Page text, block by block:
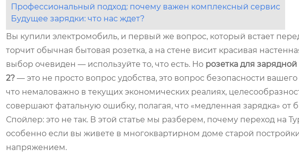
Профессиональный подход: почему важен комплексный сервис
Будущее зарядки: что нас ждет?
Вы купили электромобиль, и первый же вопрос, который встает
торчит обычная бытовая розетка, а на стене висит красивая
выбор очевиден — используйте то, что есть. Но розетка для
2? — это не просто вопрос удобства, это вопрос безопасности
что немаловажно в текущих экономических реалиях,
совершают фатальную ошибку, полагая, что «медленная зарядка» от
Спойлер: это не так. В этой статье мы разберем, почему переход на
особенно если вы живете в многоквартирном доме старой
напряжением.